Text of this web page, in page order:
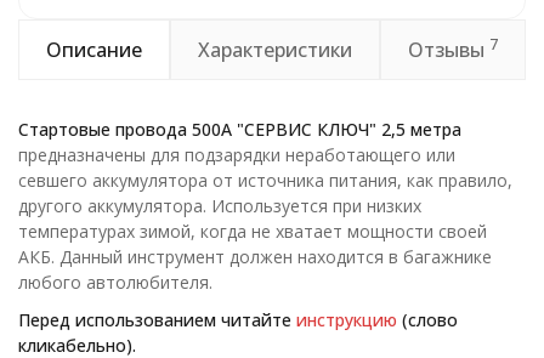
Описание Характеристики Отзывы 7
Стартовые провода 500А "СЕРВИС КЛЮЧ" 2,5 метра
предназначены для подзарядки неработающего или
севшего аккумулятора от источника питания, как правило,
другого аккумулятора. Используется при низких
температурах зимой, когда не хватает мощности своей
АКБ. Данный инструмент должен находится в багажнике
любого автолюбителя.
Перед использованием читайте инструкцию (слово
кликабельно).